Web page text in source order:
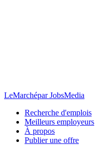
LeMarchépar JobsMedia
Recherche d'emplois
Meilleurs employeurs
À propos
Publier une offre